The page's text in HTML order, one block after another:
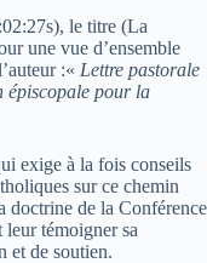
le titre (La
une vue d’ensemble
:« Lettre pastorale
épiscopale pour la
exige à la fois conseils
sur ce chemin
doctrine de la Conférence
leur témoigner sa
et de soutien.